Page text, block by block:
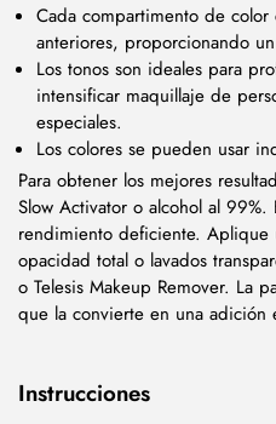
Cada compartimento de
anteriores, proporcionando
Los tonos son ideales para
intensificar maquillaje de
especiales.
Los colores se pueden usar
Para obtener los mejores
Slow Activator o alcohol al
rendimiento deficiente. Aplique
opacidad total o lavados
o Telesis Makeup Remover. La
que la convierte en una
Instrucciones